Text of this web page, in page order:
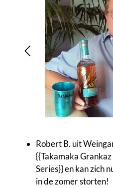
Robert B. uit
{{Takamaka
Series}} en kan zich
in de zomer storten!